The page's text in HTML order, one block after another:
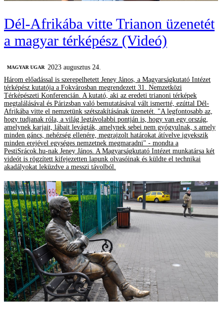
Dél-Afrikába vitte Trianon üzenetét
a magyar térképész (Videó)
MAGYAR UGAR 2023 augusztus 24.
Három előadással is szerepelhetett Jeney János, a Magyarságkutató Intézet
térképész kutatója a Fokvárosban megrendezett 31. Nemzetközi
Térképészeti Konferencián. A kutató, aki az eredeti trianoni térképek
megtalálásával és Párizsban való bemutatásával vált ismertté, ezúttal Dél-
Afrikába vitte el nemzetünk szétszakításának üzenetét. "A legfontosabb az,
hogy tudjanak róla, a világ legtávolabbi pontján is, hogy van egy ország,
amelynek karjait, lábait levágták, amelynek sebei nem gyógyulnak, s amely
minden gáncs, nehézség ellenére, megrajzolt határokat átívelve igyekszik
minden erejével egységes nemzetnek megmaradni" - mondta a
PestiSrácok.hu-nak Jeney János. A Magyarságkutató Intézet munkatársa két
videót is rögzített kifejezetten lapunk olvasóinak és küldte el technikai
akadályokat leküzdve a messzi távolból.